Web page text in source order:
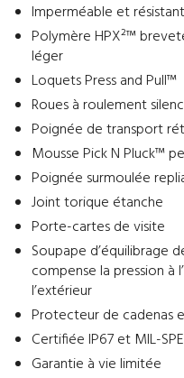
Imperméable et
Polymère HPX²™
léger
Loquets Press and Pull™
Roues à roulement
Poignée de transport
Mousse Pick N Pluck™
Poignée surmoulée
Joint torique étanche
Porte-cartes de visite
Soupape d’équilibrage
compense la pression à
l’extérieur
Protecteur de cadenas
Certifiée IP67 et MIL-
Garantie à vie limitée